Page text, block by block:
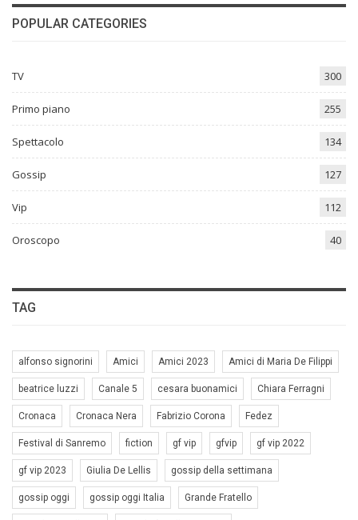
POPULAR CATEGORIES
TV 300
Primo piano 255
Spettacolo 134
Gossip 127
Vip 112
Oroscopo 40
TAG
alfonso signorini Amici Amici 2023 Amici di Maria De Filippi
beatrice luzzi Canale 5 cesara buonamici Chiara Ferragni
Cronaca Cronaca Nera Fabrizio Corona Fedez
Festival di Sanremo fiction gf vip gfvip gf vip 2022
gf vip 2023 Giulia De Lellis gossip della settimana
gossip oggi gossip oggi Italia Grande Fratello